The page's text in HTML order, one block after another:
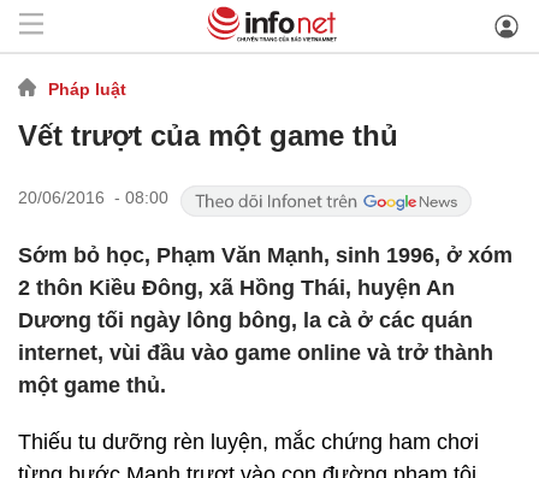
Pháp luật
Vết trượt của một game thủ
20/06/2016 - 08:00
Sớm bỏ học, Phạm Văn Mạnh, sinh 1996, ở xóm
2 thôn Kiều Đông, xã Hồng Thái, huyện An
Dương tối ngày lông bông, la cà ở các quán
internet, vùi đầu vào game online và trở thành
một game thủ.
Thiếu tu dưỡng rèn luyện, mắc chứng ham chơi